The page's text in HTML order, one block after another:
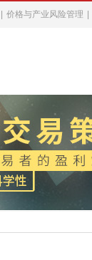
价格与产业风险管理